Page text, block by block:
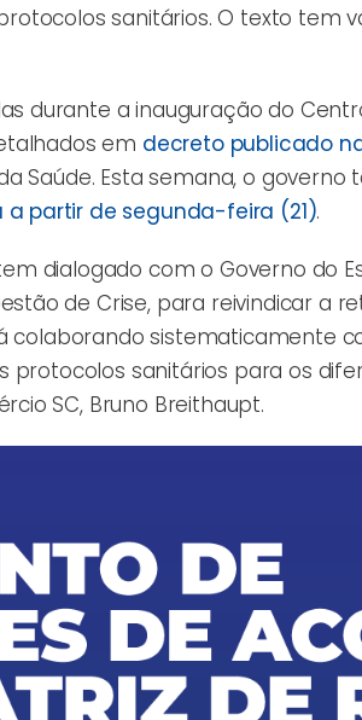
sanitários. O texto tem
durante a inauguração do
em decreto publicado
Saúde. Esta semana, o governo
partir de segunda-feira (21).
dialogado com o Governo do
de Crise, para reivindicar a
colaborando sistematicamente
protocolos sanitários para os
SC, Bruno Breithaupt.